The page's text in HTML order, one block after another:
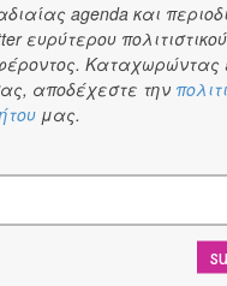
θα καταλήξει τον
agenda και
ευρύτερου πολιτιστικού
Καταχωρώντας
αποδέχεστε την
μας.